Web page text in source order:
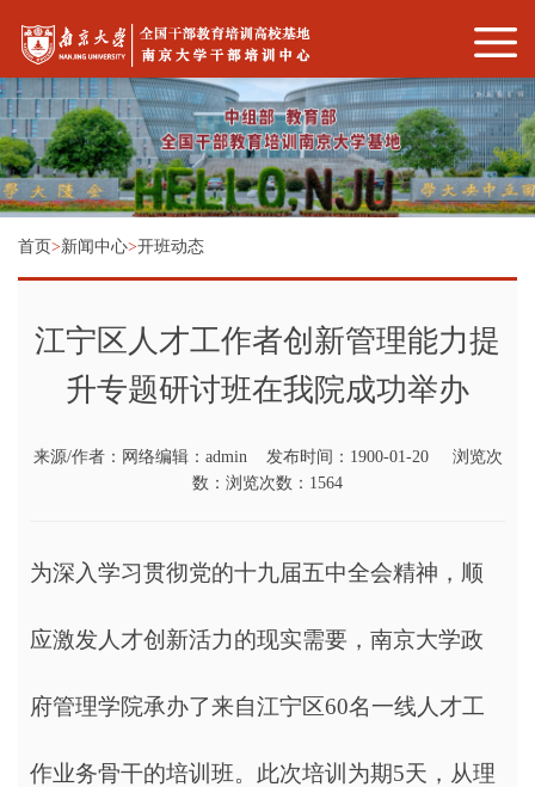
首页>新闻中心>开班动态
江宁区人才工作者创新管理能力提
升专题研讨班在我院成功举办
来源/作者：网络编辑：admin 发布时间：1900-01-20 浏览次
数：浏览次数：1564
为深入学习贯彻党的十九届五中全会精神，顺
应激发人才创新活力的现实需要，南京大学政
府管理学院承办了来自江宁区60名一线人才工
作业务骨干的培训班。此次培训为期5天，从理